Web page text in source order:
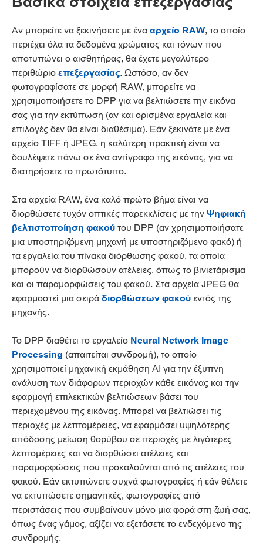
Αν μπορείτε να ξεκινήσετε με ένααρχείο RAW, το οποίο
περιέχει όλα τα δεδομένα χρώματος και τόνων που
αποτυπώνει ο αισθητήρας, θα έχετε μεγαλύτερο
περιθώριοεπεξεργασίας. Ωστόσο, αν δεν
φωτογραφίσατε σε μορφή RAW, μπορείτε να
χρησιμοποιήσετε το DPP για να βελτιώσετε την εικόνα
σας για την εκτύπωση (αν και ορισμένα εργαλεία και
επιλογές δεν θα είναι διαθέσιμα). Εάν ξεκινάτε με ένα
αρχείο TIFF ή JPEG, η καλύτερη πρακτική είναι να
δουλέψετε πάνω σε ένα αντίγραφο της εικόνας, για να
διατηρήσετε το πρωτότυπο.
Στα αρχεία RAW, ένα καλό πρώτο βήμα είναι να
διορθώσετε τυχόν οπτικές παρεκκλίσεις με τηνΨηφιακή
βελτιστοποίηση φακούτου DPP (αν χρησιμοποιήσατε
μια υποστηριζόμενη μηχανή με υποστηριζόμενο φακό) ή
τα εργαλεία του πίνακα διόρθωσης φακού, τα οποία
μπορούν να διορθώσουν ατέλειες, όπως το βινιετάρισμα
και οι παραμορφώσεις του φακού. Στα αρχεία JPEG θα
εφαρμοστεί μια σειράδιορθώσεων φακούεντός της
μηχανής.
Το DPP διαθέτει το εργαλείο Neural Network Image
Processing (απαιτείται συνδρομή), το οποίο
χρησιμοποιεί μηχανική εκμάθηση AI για την έξυπνη
ανάλυση των διάφορων περιοχών κάθε εικόνας και την
εφαρμογή επιλεκτικών βελτιώσεων βάσει του
περιεχομένου της εικόνας. Μπορεί να βελτιώσει τις
περιοχές με λεπτομέρειες, να εφαρμόσει υψηλότερης
απόδοσης μείωση θορύβου σε περιοχές με λιγότερες
λεπτομέρειες και να διορθώσει ατέλειες και
παραμορφώσεις που προκαλούνται από τις ατέλειες του
φακού. Εάν εκτυπώνετε συχνά φωτογραφίες ή εάν θέλετε
να εκτυπώσετε σημαντικές, φωτογραφίες από
περιστάσεις που συμβαίνουν μόνο μια φορά στη ζωή σας,
όπως ένας γάμος, αξίζει να εξετάσετε το ενδεχόμενο της
συνδρομής.